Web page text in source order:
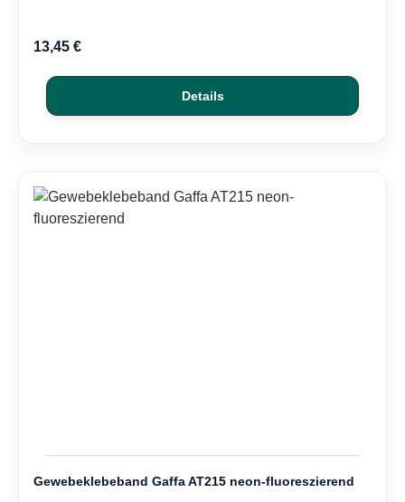
13,45 €
Details
Gewebeklebeband Gaffa AT215 neon-fluoreszierend